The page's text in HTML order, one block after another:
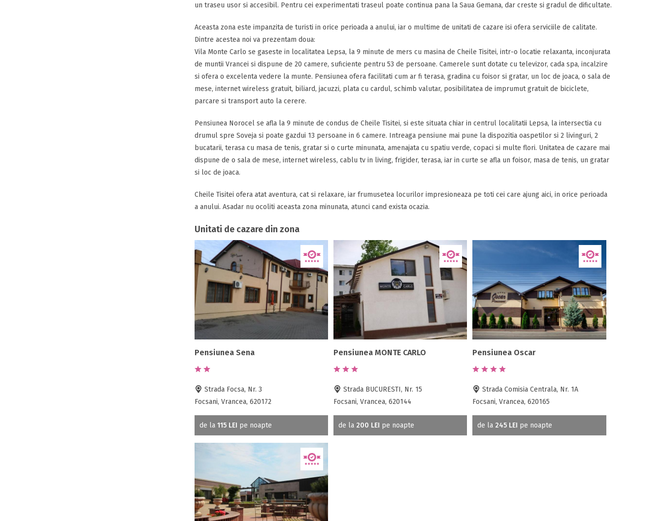
un traseu usor si accesibil. Pentru cei experimentati traseul poate continua pana la Saua Gemana, dar creste si gradul de dificultate.
Aceasta zona este impanzita de turisti in orice perioada a anului, iar o multime de unitati de cazare isi ofera serviciile de calitate.
Dintre acestea noi va prezentam doua:
Vila Monte Carlo se gaseste in localitatea Lepsa, la 9 minute de mers cu masina de Cheile Tisitei, intr-o locatie relaxanta, inconjurata
de muntii Vrancei si dispune de 20 camere, suficiente pentru 53 de persoane. Camerele sunt dotate cu televizor, cada spa, incalzire
si ofera o excelenta vedere la munte. Pensiunea ofera facilitati cum ar fi terasa, gradina cu foisor si gratar, un loc de joaca, o sala de
mese, internet wireless gratuit, biliard, jacuzzi, plata cu cardul, schimb valutar, posibilitatea de imprumut gratuit de biciclete,
parcare si transport auto la cerere.
Pensiunea Norocel se afla la 9 minute de condus de Cheile Tisitei, si este situata chiar in centrul localitatii Lepsa, la intersectia cu
drumul spre Soveja si poate gazdui 13 persoane in 6 camere. Intreaga pensiune mai pune la dispozitia oaspetilor si 2 livinguri, 2
bucatarii, terasa cu masa de tenis, gratar si o curte minunata, amenajata cu spatiu verde, copaci si multe flori. Unitatea de cazare mai
dispune de o sala de mese, internet wireless, cablu tv in living, frigider, terasa, iar in curte se afla un foisor, masa de tenis, un gratar
si loc de joaca.
Cheile Tisitei ofera atat aventura, cat si relaxare, iar frumusetea locurilor impresioneaza pe toti cei care ajung aici, in orice perioada
a anului. Asadar nu ocoliti aceasta zona minunata, atunci cand exista ocazia.
Unitati de cazare din zona
Pensiunea Sena
Strada Focsa, Nr. 3
Focsani, Vrancea, 620172
de la 115 LEI pe noapte
Pensiunea MONTE CARLO
Strada BUCURESTI, Nr. 15
Focsani, Vrancea, 620144
de la 200 LEI pe noapte
Pensiunea Oscar
Strada Comisia Centrala, Nr. 1A
Focsani, Vrancea, 620165
de la 245 LEI pe noapte